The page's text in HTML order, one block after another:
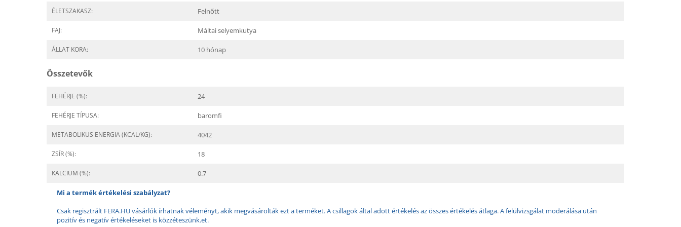
ÉLETSZAKASZ: Felnőtt
FAJ: Máltai selyemkutya
ÁLLAT KORA: 10 hónap
Összetevők
FEHÉRJE (%): 24
FEHÉRJE TÍPUSA: baromfi
METABOLIKUS ENERGIA (KCAL/KG): 4042
ZSÍR (%): 18
KALCIUM (%): 0.7
Mi a termék értékelési szabályzat?
Csak regisztrált FERA.HU vásárlók írhatnak véleményt, akik megvásárolták ezt a terméket. A csillagok által adott értékelés az összes értékelés átlaga. A felülvizsgálat moderálása után
pozitív és negatív értékeléseket is közzéteszünk.et.